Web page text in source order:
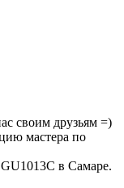
своим друзьям =)
мастера по
в Самаре.